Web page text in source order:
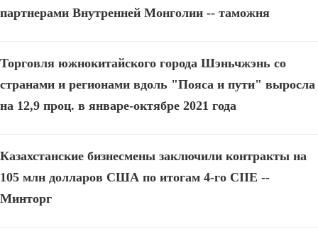
партнерами Внутренней Монголии -- таможня
Торговля южнокитайского города Шэньчжэнь со
странами и регионами вдоль "Пояса и пути" выросла
на 12,9 проц. в январе-октябре 2021 года
Казахстанские бизнесмены заключили контракты на
105 млн долларов США по итогам 4-го CIIE --
Минторг